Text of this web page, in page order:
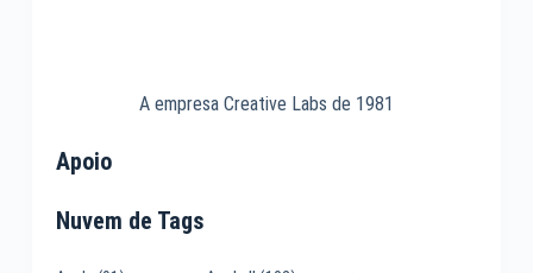
A empresa Creative Labs de 1981
Apoio
Nuvem de Tags